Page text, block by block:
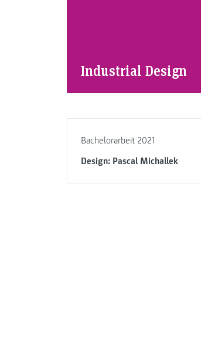
Industrial Design
Bachelorarbeit 2021
Design: Pascal Michallek